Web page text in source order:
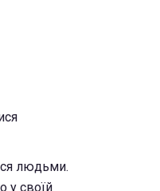
людьми.
у своїй